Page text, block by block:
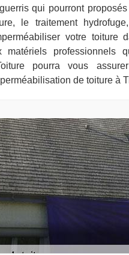
qui pourront
le traitement
votre toiture
matériels professionnels
pourra vous
de toiture à